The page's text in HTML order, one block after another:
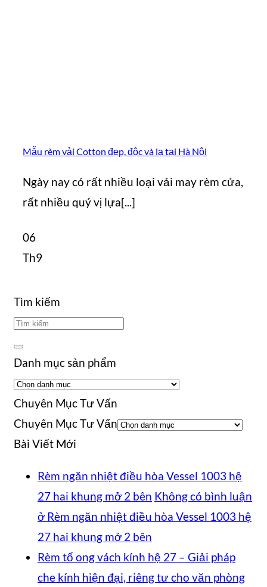
Mẫu rèm vải Cotton đẹp, độc và lạ tại Hà Nội
Ngày nay có rất nhiều loại vải may rèm cửa,
rất nhiều quý vị lựa[...]
06
Th9
Tìm kiếm
Danh mục sản phẩm
Chuyên Mục Tư Vấn
Chuyên Mục Tư Vấn
Bài Viết Mới
Rèm ngăn nhiệt điều hòa Vessel 1003 hệ
27 hai khung mở 2 bên Không có bình luận
ở Rèm ngăn nhiệt điều hòa Vessel 1003 hệ
27 hai khung mở 2 bên
Rèm tổ ong vách kính hệ 27 – Giải pháp
che kính hiện đại, riêng tư cho văn phòng